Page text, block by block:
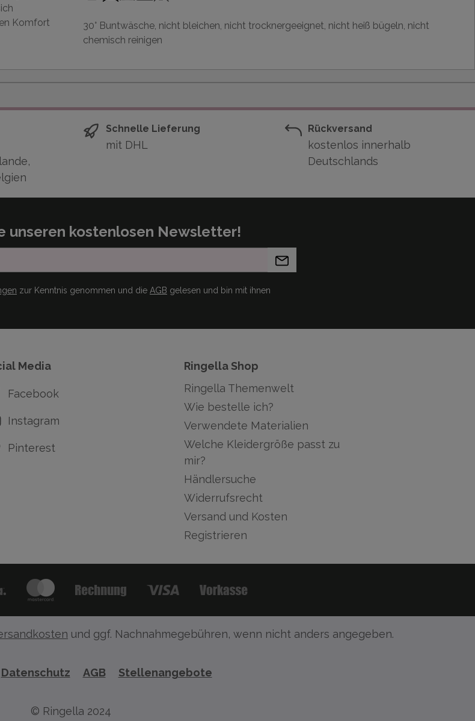
Komfort
30° Buntwäsche, nicht bleichen, nicht trocknergeeignet, nicht heiß bügeln, nicht
chemisch reinigen
Schnelle Lieferung
mit DHL
Rückversand
kostenlos innerhalb
Deutschlands
unseren kostenlosen Newsletter!
zur Kenntnis genommen und die AGB gelesen und bin mit ihnen
Media
Facebook
Instagram
Pinterest
Ringella Shop
Ringella Themenwelt
Wie bestelle ich?
Verwendete Materialien
Welche Kleidergröße passt zu
mir?
Händlersuche
Widerrufsrecht
Versand und Kosten
Registrieren
und ggf. Nachnahmegebühren, wenn nicht anders angegeben.
Datenschutz AGB Stellenangebote
© Ringella 2024